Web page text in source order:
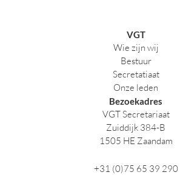
VGT
Wie zijn wij
Bestuur
Secretatiaat
Onze leden
Bezoekadres
VGT Secretariaat
Zuiddijk 384-B
1505 HE Zaandam
+31 (0)75 65 39 290